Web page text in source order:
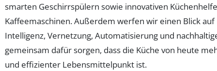
smarten Geschirrspülern sowie innovativen
Kaffeemaschinen. Außerdem werfen wir einen Blick
Intelligenz, Vernetzung, Automatisierung und
gemeinsam dafür sorgen, dass die Küche von heute
und effizienter Lebensmittelpunkt ist.